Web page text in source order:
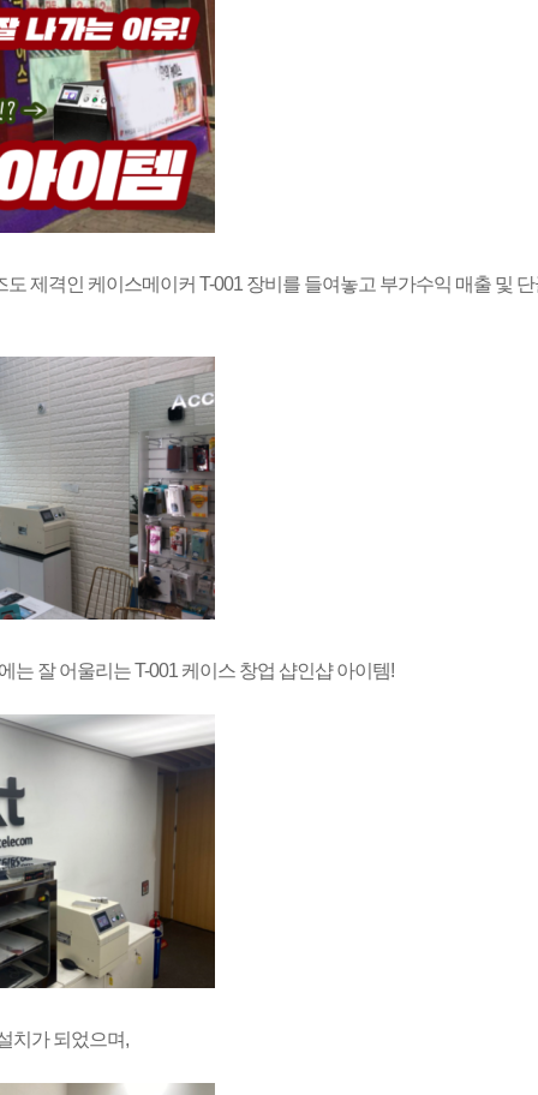
제격인 케이스메이커 T-001 장비를 들여놓고 부가수익 매출 및
는 잘 어울리는 T-001 케이스 창업 샵인샵 아이템!
치가 되었으며,